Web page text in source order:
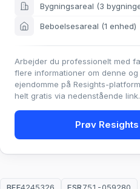
Bygningsareal (3
Beboelsesareal (1 enhed)
Arbejder du professionelt med
flere informationer om denne
ejendomme på Resights-
helt gratis via nedenstående link.
Prøv